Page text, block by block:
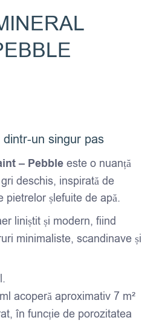
un singur pas
– Pebble este o nuanță
deschis, inspirată de
pietrelor șlefuite de apă.
liniștit și modern, fiind
minimaliste, scandinave și
acoperă aproximativ 7 m²
în funcție de porozitatea